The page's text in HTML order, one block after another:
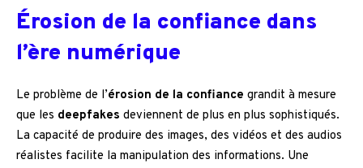
Érosion de la confiance dans
l’ère numérique
Le problème de l’érosion de la confiance grandit à mesure
que les deepfakes deviennent de plus en plus sophistiqués.
La capacité de produire des images, des vidéos et des audios
réalistes facilite la manipulation des informations. Une